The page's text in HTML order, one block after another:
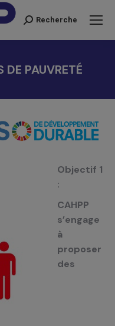
Recherche
Recherche
DE PAUVRETÉ
Objectif 1
:
CAHPP
s’engage
à
proposer
des